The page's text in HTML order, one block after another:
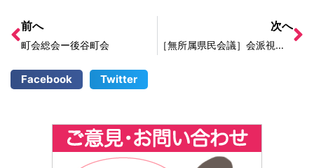
前へ
町会総会ー後谷町会
次へ
［無所属県民会議］会派視察ー県立高等学校の再編・再構築について
Facebook Twitter